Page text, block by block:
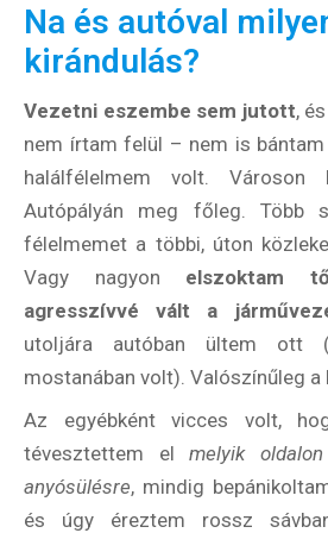
Na és autóval
kirándulás?
Vezetni eszembe sem jutott,
nem írtam felül – nem is
halálfélelmem volt.
Autópályán meg főleg.
félelmemet a többi, úton
Vagy nagyon elszoktam
agresszívvé vált a
utoljára autóban ültem ott
mostanában volt). Valószínűleg a
Az egyébként vicces volt,
tévesztettem elmelyik oldalon
anyósülésre, mindig
és úgy éreztem rossz